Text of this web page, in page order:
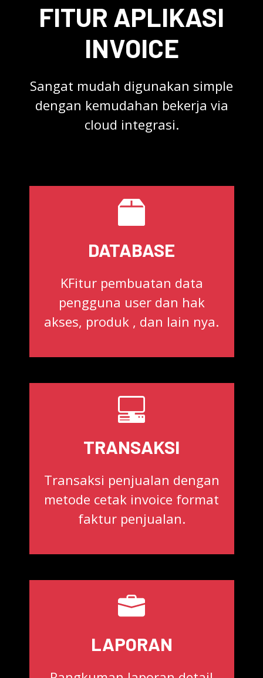
FITUR APLIKASI
INVOICE
Sangat mudah digunakan simple
dengan kemudahan bekerja via
cloud integrasi.
DATABASE
KFitur pembuatan data
pengguna user dan hak
akses, produk , dan lain nya.
TRANSAKSI
Transaksi penjualan dengan
metode cetak invoice format
faktur penjualan.
LAPORAN